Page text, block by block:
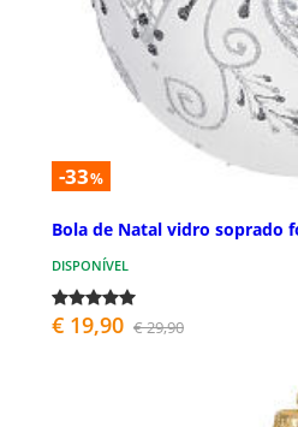
-33%
Bola de Natal vidro soprado
DISPONÍVEL
€ 19,90 € 29,90